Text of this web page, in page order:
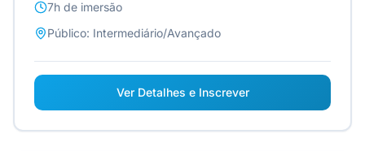
7h de imersão
Público: Intermediário/Avançado
Ver Detalhes e Inscrever